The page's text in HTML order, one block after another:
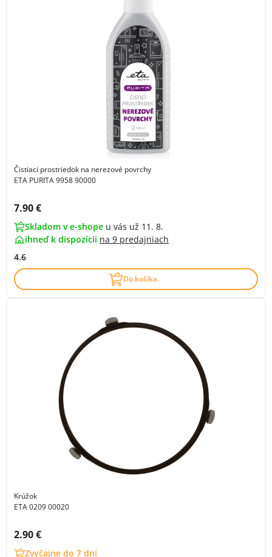
Čistiaci prostriedok na nerezové povrchy
ETA PURITA 9958 90000
Cena s DPH:
7.90 €
Skladom v e-shope u vás už 11. 8.
ihneď k dispozícii na 9 predajniach
4.6
Do košíka
Krúžok
ETA 0209 00020
Cena s DPH:
2.90 €
Zvyčajne do 7 dní